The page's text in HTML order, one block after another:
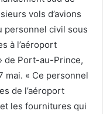
vols d’avions
personnel civil sous
à l’aéroport
de Port-au-Prince,
mai. « Ce personnel
de l’aéroport
les fournitures qui